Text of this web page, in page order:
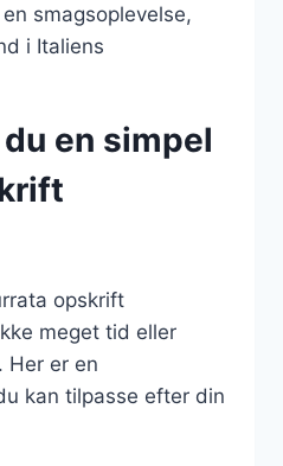
smagsoplevelse,
i Italiens
en simpel
opskrift
meget tid eller
Her er en
kan tilpasse efter din